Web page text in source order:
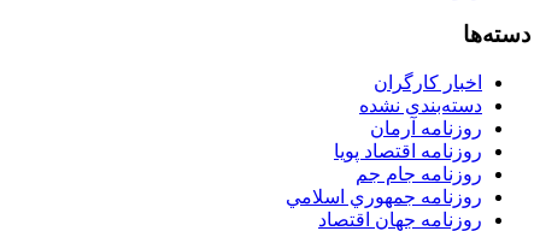
دسته‌ها
اخبار کارگران
دسته‌بندی نشده
روزنامه آرمان
روزنامه اقتصاد پویا
روزنامه جام جم
روزنامه جمهوري اسلامي
روزنامه جهان اقتصاد